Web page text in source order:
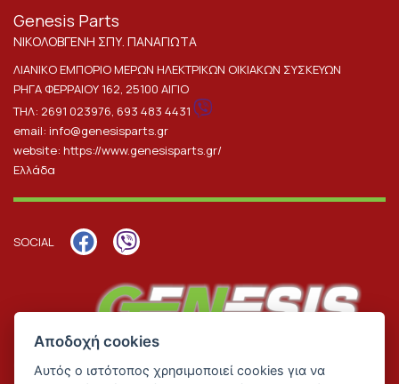
Genesis Parts
ΝΙΚΟΛΟΒΓΕΝΗ ΣΠΥ. ΠΑΝΑΓΙΩΤΑ
ΛΙΑΝΙΚΟ ΕΜΠΟΡΙΟ ΜΕΡΩΝ ΗΛΕΚΤΡΙΚΩΝ ΟΙΚΙΑΚΩΝ ΣΥΣΚΕΥΩΝ
ΡΗΓΑ ΦΕΡΡΑΙΟΥ 162, 25100 ΑΙΓΙΟ
ΤΗΛ: 2691 023976, 693 483 4431
email: info@genesisparts.gr
website: https://www.genesisparts.gr/
Ελλάδα
SOCIAL
Αποδοχή cookies
Αυτός ο ιστότοπος χρησιμοποιεί cookies για να